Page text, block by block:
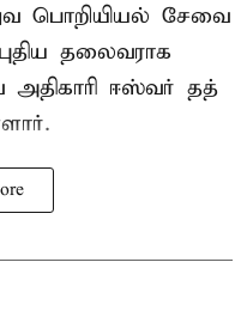
பொறியியல் சேவை
தலைவராக
ஈஸ்வர் தத்